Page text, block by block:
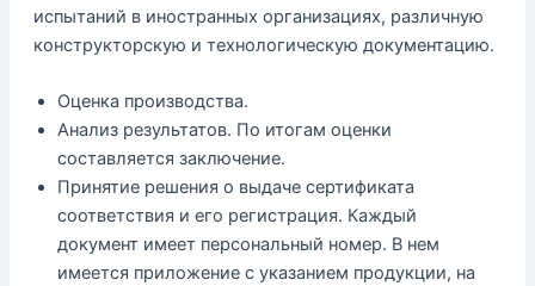
испытаний в иностранных организациях, различную
конструкторскую и технологическую документацию.
Оценка производства.
Анализ результатов. По итогам оценки
составляется заключение.
Принятие решения о выдаче сертификата
соответствия и его регистрация. Каждый
документ имеет персональный номер. В нем
имеется приложение с указанием продукции, на